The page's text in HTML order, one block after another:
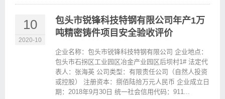
10
2020-10
包头市锐锋科技特钢有限公司年产1万
吨精密铸件项目安全验收评价
企业名称：包头市锐锋科技特钢有限公司 企业地点：
包头市石拐区工业园区冶金产业园区后坝村1# 法定代
表人：张海英 公司类型：有限责任公司（自然人投资
或控股） 注册资本：捌佰陆拾万元人民币 企业成立日
期：2018年9月30日 统一社会信用代码：911...